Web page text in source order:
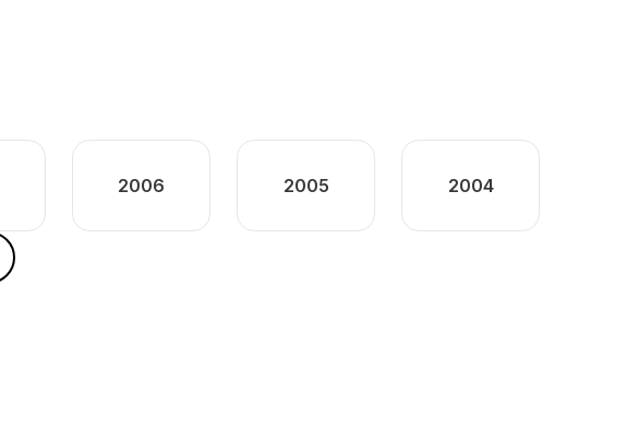
2006 2005 2004